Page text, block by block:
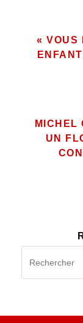
« VOUS
MICHEL
UN